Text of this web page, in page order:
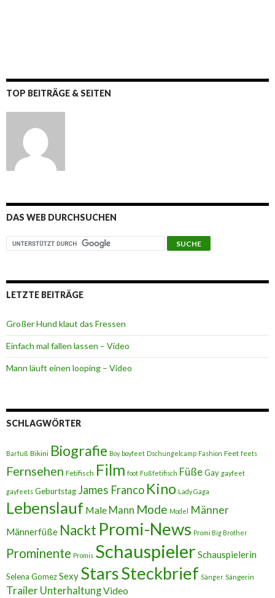
TOP BEITRÄGE & SEITEN
DAS WEB DURCHSUCHEN
LETZTE BEITRÄGE
Großer Hund klaut das Fressen
Einfach mal fallen lassen – Video
Mann läuft einen looping – Video
SCHLAGWÖRTER
Barfuß Bikini Biografie Boy boyfeet Dschungelcamp Fashion Feet feets
Fernsehen Fetifisch Film foot Fußfetifisch FüßeGay gayfeet
gayfeets Geburtstag James Franco Kino Lady Gaga
Lebenslauf Male Mann Mode Model Männer
Männerfüße Nackt Promi-News Promi Big Brother
Prominente Promis Schauspieler Schauspielerin
Selena GomezSexy StarsSteckbrief Sänger Sängerin
Trailer UnterhaltungVideo